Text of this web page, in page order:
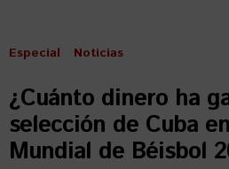
Especial Noticias
¿Cuánto dinero ha
selección de Cuba
Mundial de Béisbol